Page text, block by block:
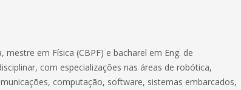
em Física (CBPF) e bacharel em Eng. de
com especializações nas áreas de robótica,
computação, software, sistemas embarcados,